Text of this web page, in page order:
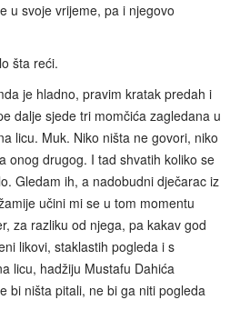
u svoje vrijeme, pa i njegovo
šta reći.
je hladno, pravim kratak predah i
dalje sjede tri momčića zagledana u
licu. Muk. Niko ništa ne govori, niko
onog drugog. I tad shvatih koliko se
Gledam ih, a nadobudni dječarac iz
učini mi se u tom momentu
za razliku od njega, pa kakav god
likovi, staklastih pogleda i s
licu, hadžiju Mustafu Dahića
bi ništa pitali, ne bi ga niti pogleda